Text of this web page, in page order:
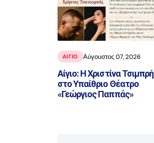
ΑΙΓΙΟ Αύγουστος 07, 2026
Αίγιο: Η Χριστίνα Τσιμπρή
στο Υπαίθριο Θέατρο
«Γεώργιος Παππάς»